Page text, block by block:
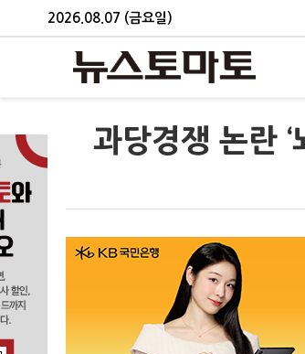
2026.08.07 (금요일)
과당경쟁 논란